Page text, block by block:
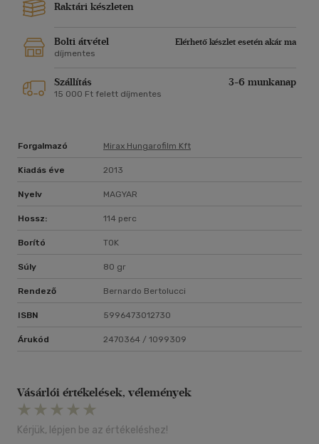
Raktári készleten
Bolti átvétel
Elérhető készlet esetén akár ma
díjmentes
Szállítás 3-6 munkanap
15 000 Ft felett díjmentes
Forgalmazó Mirax Hungarofilm Kft
Kiadás éve 2013
Nyelv MAGYAR
Hossz: 114 perc
Borító TOK
Súly 80 gr
Rendező Bernardo Bertolucci
ISBN 5996473012730
Árukód 2470364 / 1099309
Vásárlói értékelések, vélemények
Kérjük, lépjen be az értékeléshez!